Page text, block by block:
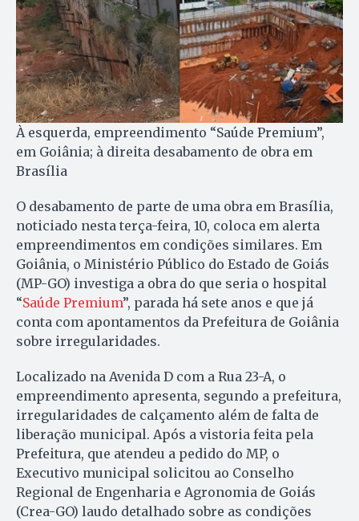
À esquerda, empreendimento “Saúde Premium”,
em Goiânia; à direita desabamento de obra em
Brasília
O desabamento de parte de uma obra em Brasília,
noticiado nesta terça-feira, 10, coloca em alerta
empreendimentos em condições similares. Em
Goiânia, o Ministério Público do Estado de Goiás
(MP-GO) investiga a obra do que seria o hospital
“Saúde Premium”, parada há sete anos e que já
conta com apontamentos da Prefeitura de Goiânia
sobre irregularidades.
Localizado na Avenida D com a Rua 23-A, o
empreendimento apresenta, segundo a prefeitura,
irregularidades de calçamento além de falta de
liberação municipal. Após a vistoria feita pela
Prefeitura, que atendeu a pedido do MP, o
Executivo municipal solicitou ao Conselho
Regional de Engenharia e Agronomia de Goiás
(Crea-GO) laudo detalhado sobre as condições